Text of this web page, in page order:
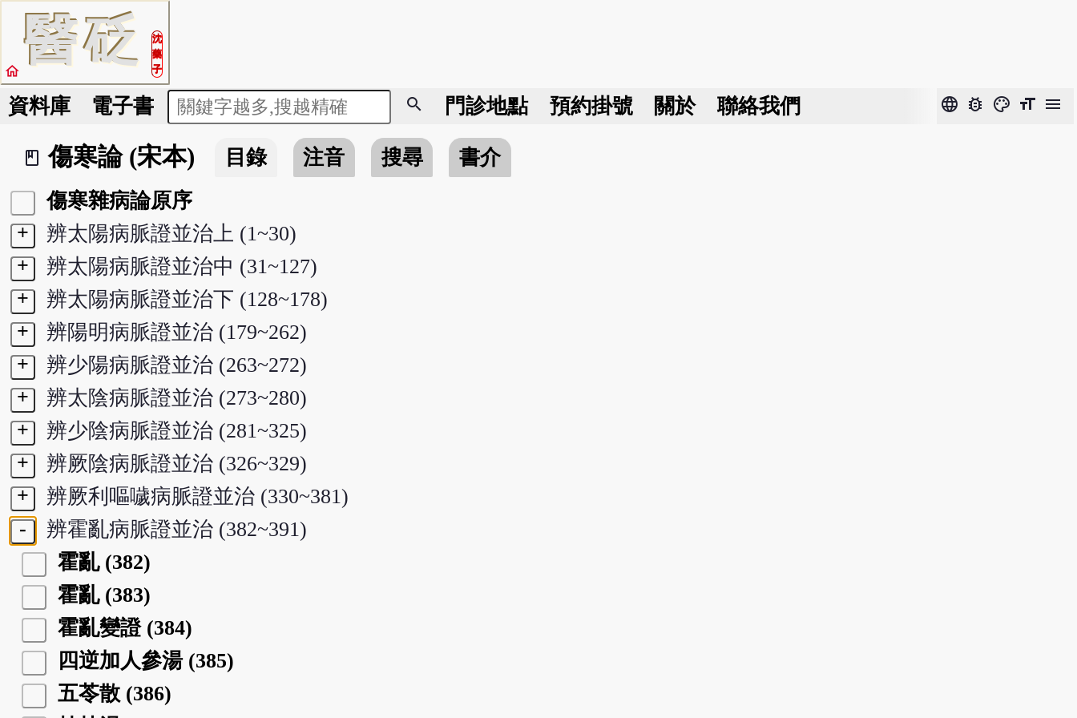
醫砭
沈
藥
子
home
資料庫 電子書 search 門診地點 預約掛號 關於 聯絡我們 language bug_report color_lens format_size menu
book_2
傷寒論 (宋本) 目錄 注音 搜尋
書介
傷寒雜病論原序
+
辨太陽病脈證並治上 (1~30)
+
辨太陽病脈證並治中 (31~127)
+
辨太陽病脈證並治下 (128~178)
+
辨陽明病脈證並治 (179~262)
+
辨少陽病脈證並治 (263~272)
+
辨太陰病脈證並治 (273~280)
+
辨少陰病脈證並治 (281~325)
+
辨厥陰病脈證並治 (326~329)
+
辨厥利嘔噦病脈證並治 (330~381)
-
辨霍亂病脈證並治 (382~391)
霍亂 (382)
霍亂 (383)
霍亂變證 (384)
四逆加人參湯 (385)
五苓散 (386)